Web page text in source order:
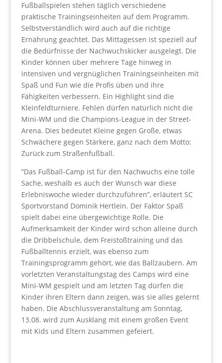
Fußballspielen stehen täglich verschiedene
praktische Trainingseinheiten auf dem Programm.
Selbstverständlich wird auch auf die richtige
Ernährung geachtet. Das Mittagessen ist speziell auf
die Bedürfnisse der Nachwuchskicker ausgelegt. Die
Kinder können über mehrere Tage hinweg in
intensiven und vergnüglichen Trainingseinheiten mit
Spaß und Fun wie die Profis üben und ihre
Fähigkeiten verbessern. Ein Highlight sind die
Kleinfeldturniere. Fehlen dürfen natürlich nicht die
Mini-WM und die Champions-League in der Street-
Arena. Dies bedeutet Kleine gegen Große, etwas
Schwächere gegen Stärkere, ganz nach dem Motto:
Zurück zum Straßenfußball.
“Das Fußball-Camp ist für den Nachwuchs eine tolle
Sache, weshalb es auch der Wunsch war diese
Erlebniswoche wieder durchzuführen”, erläutert SC
Sportvorstand Dominik Hertlein. Der Faktor Spaß
spielt dabei eine übergewichtige Rolle. Die
Aufmerksamkeit der Kinder wird schon alleine durch
die Dribbelschule, dem Freistoßtraining und das
Fußballtennis erzielt, was ebenso zum
Trainingsprogramm gehört, wie das Ballzaubern. Am
vorletzten Veranstaltungstag des Camps wird eine
Mini-WM gespielt und am letzten Tag dürfen die
Kinder ihren Eltern dann zeigen, was sie alles gelernt
haben. Die Abschlussveranstaltung am Sonntag,
13.08. wird zum Ausklang mit einem großen Event
mit Kids und Eltern zusammen gefeiert.